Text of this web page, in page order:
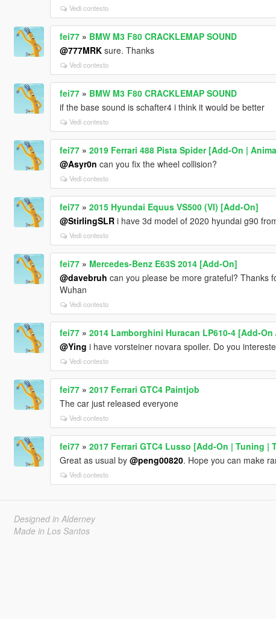
Vedi contesto
fei77» BMW M3 F80 CRACKLEMAP SOUND
@777MRKsure. Thanks
Vedi contesto
fei77» BMW M3 F80 CRACKLEMAP SOUND
if the base sound is schafter4 i think it would be better
Vedi contesto
fei77» 2019 Ferrari 488 Pista Spider [Add-On |
@Asyr0n can you fix the wheel collision?
Vedi contesto
fei77» 2015 Hyundai Equus VS500 (VI) [Add-On]
@StirlingSLRi have 3d model of 2020 hyundai g90
Vedi contesto
fei77» Mercedes-Benz E63S 2014 [Add-On]
@davebruh can you please be more grateful? Thanks
Wuhan
Vedi contesto
fei77» 2014 Lamborghini Huracan LP610-4 [Add-On
@Ying i have vorsteiner novara spoiler. Do you
Vedi contesto
fei77» 2017 Ferrari GTC4 Paintjob
The car just released everyone
Vedi contesto
fei77» 2017 Ferrari GTC4 Lusso [Add-On | Tuning |
Great as usual by @peng00820. Hope you can make
Vedi contesto
Designed in Alderney
Made in Los Santos